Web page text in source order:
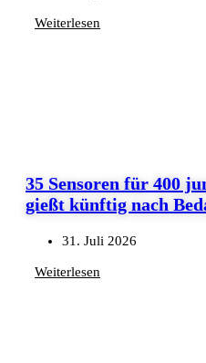
Weiterlesen
35 Sensoren für 400
gießt künftig nach
31. Juli 2026
Weiterlesen